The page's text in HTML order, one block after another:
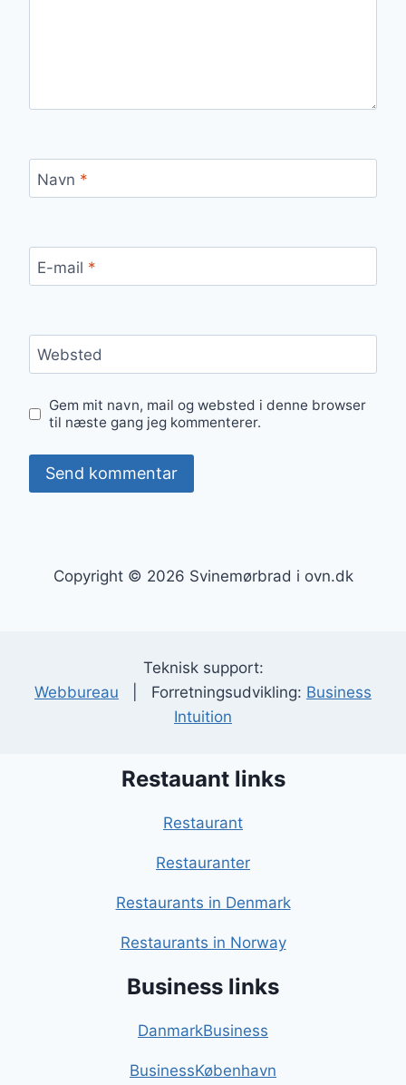
Navn *
E-mail *
Websted
Gem mit navn, mail og websted i denne browser
til næste gang jeg kommenterer.
Copyright © 2026 Svinemørbrad i ovn.dk
Teknisk support:
Webbureau | Forretningsudvikling: Business
Intuition
Restauant links
Restaurant
Restauranter
Restaurants in Denmark
Restaurants in Norway
Business links
DanmarkBusiness
BusinessKøbenhavn